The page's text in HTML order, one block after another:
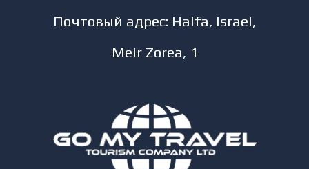
Почтовый адрес: Haifa, Israel,
Meir Zorea, 1